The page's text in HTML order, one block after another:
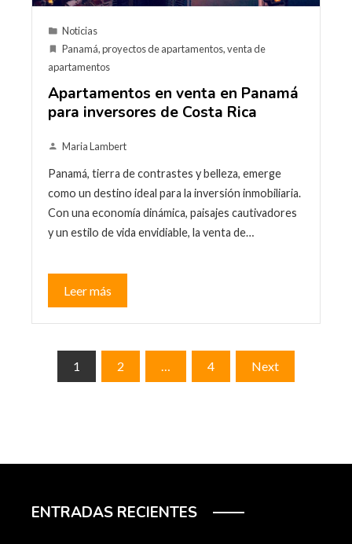
Noticias
Panamá,proyectos de apartamentos,venta de
apartamentos
Apartamentos en venta en Panamá
para inversores de Costa Rica
Maria Lambert
Panamá, tierra de contrastes y belleza, emerge
como un destino ideal para la inversión inmobiliaria.
Con una economía dinámica, paisajes cautivadores
y un estilo de vida envidiable, la venta de…
Leer más
Paginación
1 2 … 4 Next
ENTRADAS RECIENTES